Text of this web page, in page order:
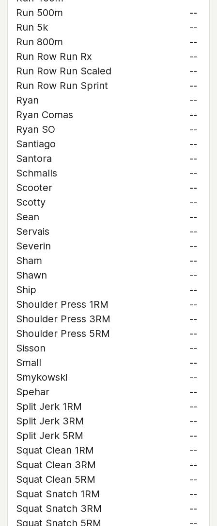
Run 500m
--
Run 5k
--
Run 800m
--
Run Row Run Rx
--
Run Row Run Scaled
--
Run Row Run Sprint
--
Ryan
--
Ryan Comas
--
Ryan SO
--
Santiago
--
Santora
--
Schmalls
--
Scooter
--
Scotty
--
Sean
--
Servais
--
Severin
--
Sham
--
Shawn
--
Ship
--
Shoulder Press 1RM
--
Shoulder Press 3RM
--
Shoulder Press 5RM
--
Sisson
--
Small
--
Smykowski
--
Spehar
--
Split Jerk 1RM
--
Split Jerk 3RM
--
Split Jerk 5RM
--
Squat Clean 1RM
--
Squat Clean 3RM
--
Squat Clean 5RM
--
Squat Snatch 1RM
--
Squat Snatch 3RM
--
Squat Snatch 5RM
--